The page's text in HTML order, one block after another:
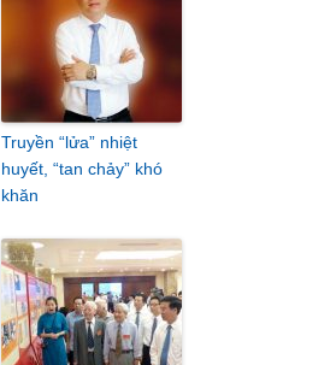
Truyền “lửa” nhiệt
huyết, “tan chảy” khó
khăn